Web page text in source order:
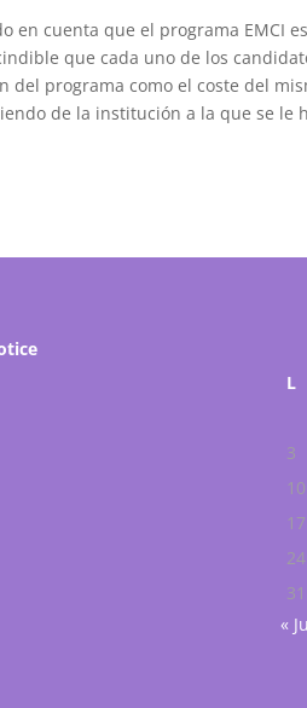
en cuenta que el programa EMCI
que cada uno de los
del programa como el coste del
de la institución a la que se le
L
3
10
17
24
31
«